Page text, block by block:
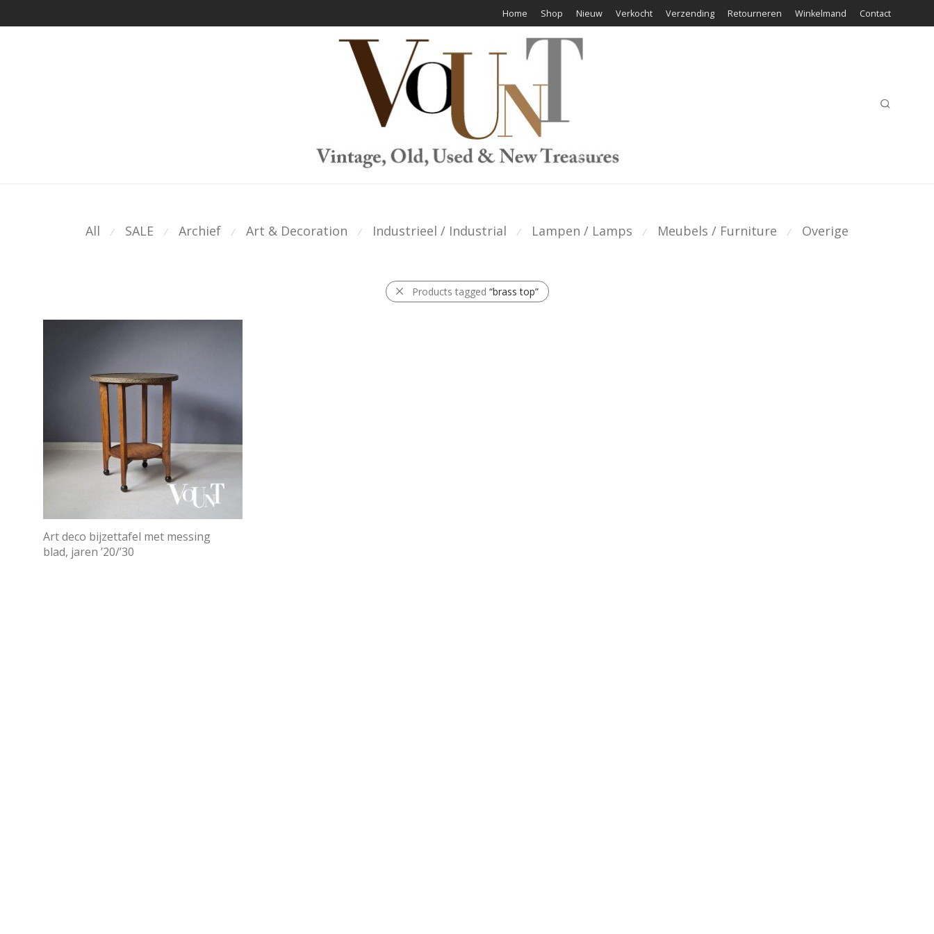
Home Shop Nieuw Verkocht Verzending Retourneren Winkelmand Contact
All ⁄ SALE ⁄ Archief ⁄ Art & Decoration ⁄ Industrieel / Industrial ⁄ Lampen / Lamps ⁄ Meubels / Furniture ⁄ Overige
Products tagged “brass top”
Art deco bijzettafel met messing
blad, jaren ’20/’30